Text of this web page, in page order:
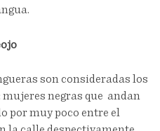
son consideradas los
negras que andan
por muy poco entre el